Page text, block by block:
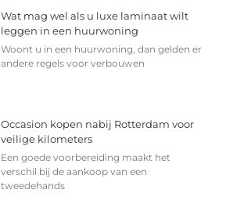
Wat mag wel als u luxe laminaat wilt
leggen in een huurwoning
Woont u in een huurwoning, dan gelden er
andere regels voor verbouwen
Occasion kopen nabij Rotterdam voor
veilige kilometers
Een goede voorbereiding maakt het
verschil bij de aankoop van een
tweedehands